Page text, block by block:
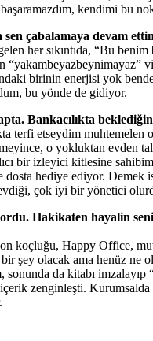
kendimi bu
çabalamaya devam
her sıkıntıda, “Bu
birinin enerjisi yok
bu yönde de gidiyor.
Bankacılıkta
etseydim
o yokluktan evden
bir izleyici kitlesine
hediye ediyor.
çok iyi bir yönetici
Hakikaten hayalin
Happy Office,
şey olacak ama henüz
da kitabı
zenginleşti.